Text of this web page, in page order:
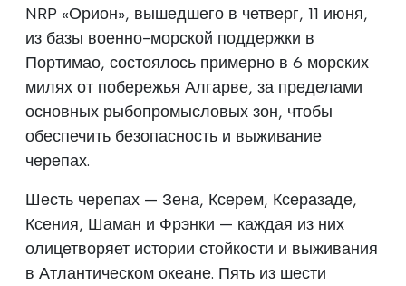
NRP «Орион», вышедшего в четверг, 11 июня,
из базы военно-морской поддержки в
Портимао, состоялось примерно в 6 морских
милях от побережья Алгарве, за пределами
основных рыбопромысловых зон, чтобы
обеспечить безопасность и выживание
черепах.
Шесть черепах — Зена, Ксерем, Ксеразаде,
Ксения, Шаман и Фрэнки — каждая из них
олицетворяет истории стойкости и выживания
в Атлантическом океане. Пять из шести